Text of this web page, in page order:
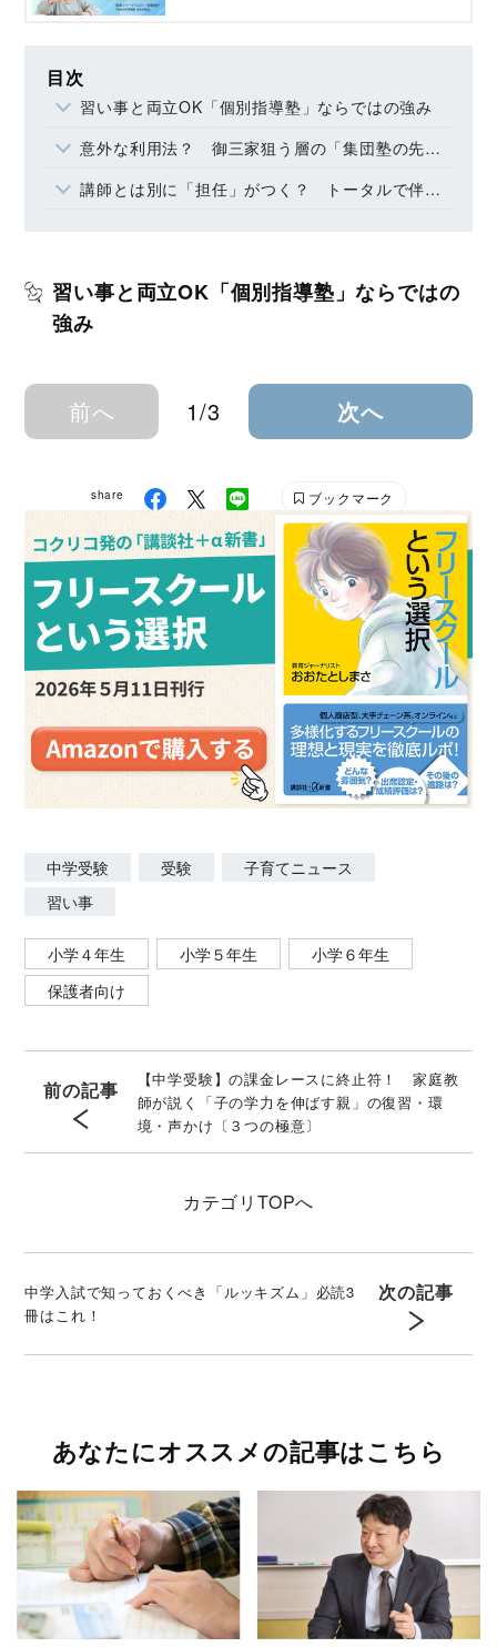
目次
習い事と両立OK「個別指導塾」ならではの強み
意外な利用法？ 御三家狙う層の「集団塾の先取り学習」
講師とは別に「担任」がつく？ トータルで伴走する仕組み
習い事と両立OK「個別指導塾」ならではの
強み
前へ 1/3 次へ
share ブックマーク
中学受験 受験
子育てニュース
習い事
小学４年生 小学５年生
小学６年生
保護者向け
前の記事
【中学受験】の課金レースに終止符！ 家庭教
師が説く「子の学力を伸ばす親」の復習・環
境・声かけ〔３つの極意〕
カテゴリ TOPへ
中学入試で知っておくべき「ルッキズム」必読3
冊はこれ！
次の記事
あなたにオススメの記事はこちら